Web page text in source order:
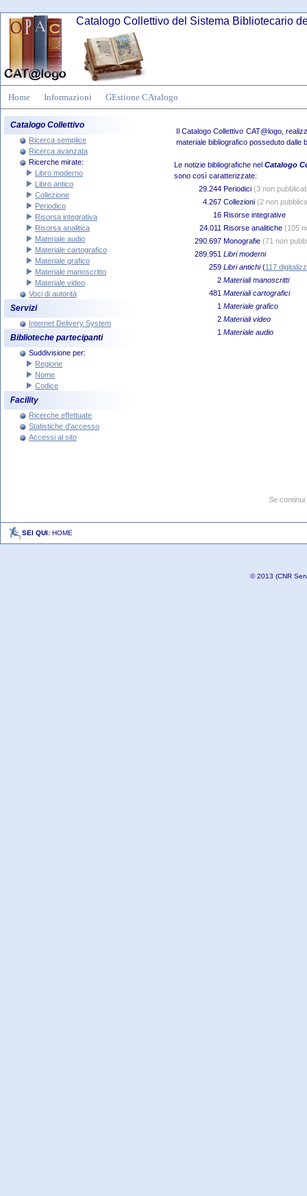
Catalogo Collettivo del Sistema Bibliotecario
Home Informazioni GEstione CAtalogo
Catalogo Collettivo
Ricerca semplice
Ricerca avanzata
Ricerche mirate:
Libro moderno
Libro antico
Collezione
Periodico
Risorsa integrativa
Risorsa analitica
Materiale audio
Materiale cartografico
Materiale grafico
Materiale manoscritto
Materiale video
Voci di autorità
Servizi
Internet Delivery System
Biblioteche partecipanti
Suddivisione per:
Regione
Nome
Codice
Facility
Ricerche effettuate
Statistiche d'accesso
Accessi al sito
Il Catalogo Collettivo CAT@logo,
materiale bibliografico posseduto dalle
Le notizie bibliografiche nel Catalogo
sono così caratterizzate:
29.244 Periodici (3 non
4.267 Collezioni (2 non
16 Risorse integrative
24.011 Risorse analitiche (105
290.697 Monografie (71 non
289.951 Libri moderni
259 Libri antichi(117
2 Materiali manoscritti
481 Materiali cartografici
1 Materiale grafico
2 Materiali video
1 Materiale audio
SEI QUI: HOME
© 2013 (CNR